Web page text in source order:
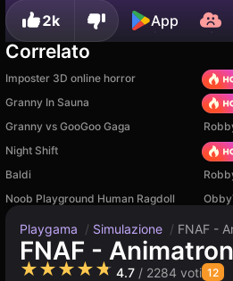
2k App
Correlato
Imposter 3D online horror
Your
Granny In Sauna
Granny vs GooGoo Gaga
Night Shift
Baldi
Noob Playground Human Ragdoll
Playgama / Simulazione / FNAF -
FNAF -
★★★★★ 4.7 / 2284 voti 12